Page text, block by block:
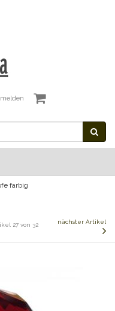
farbig
27 von 32 nächster Artikel